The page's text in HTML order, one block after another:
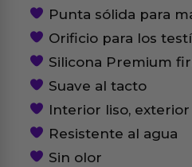
Punta sólida para
Orificio para los
Silicona Premium
Suave al tacto
Interior liso,
Resistente al agua
Sin olor